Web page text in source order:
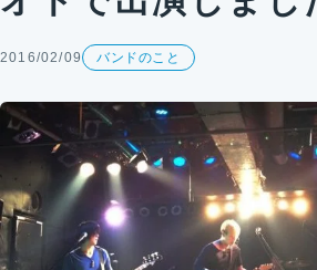
2016/02/09 バンドのこと